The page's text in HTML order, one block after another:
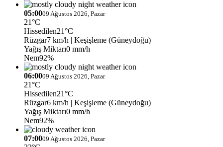
05:0009 Ağustos 2026, Pazar
21°C
Hissedilen21°C
Rüzgar7 km/h | Keşişleme (Güneydoğu)
Yağış Miktarı0 mm/h
Nem92%
06:0009 Ağustos 2026, Pazar
21°C
Hissedilen21°C
Rüzgar6 km/h | Keşişleme (Güneydoğu)
Yağış Miktarı0 mm/h
Nem92%
07:0009 Ağustos 2026, Pazar